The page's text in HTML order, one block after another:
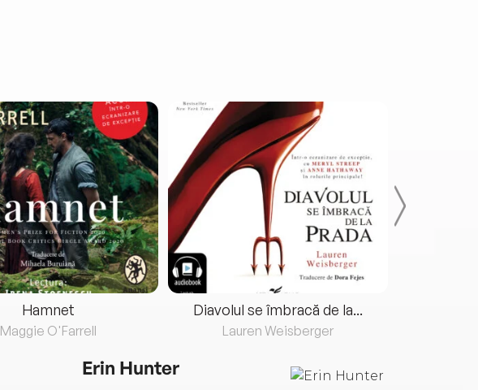
Hamnet
Maggie O'Farrell
Diavolul se îmbracă de la...
Lauren Weisberger
Erin Hunter